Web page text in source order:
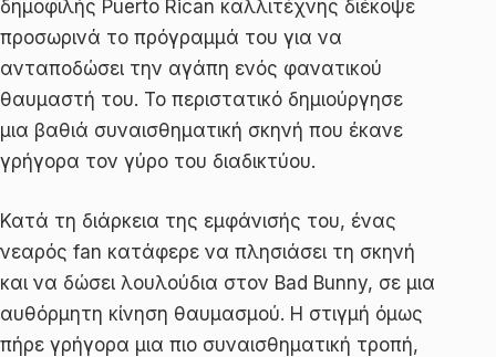
δημοφιλής Puerto Rican καλλιτέχνης διέκοψε
προσωρινά το πρόγραμμά του για να
ανταποδώσει την αγάπη ενός φανατικού
θαυμαστή του. Το περιστατικό δημιούργησε
μια βαθιά συναισθηματική σκηνή που έκανε
γρήγορα τον γύρο του διαδικτύου.
Κατά τη διάρκεια της εμφάνισής του, ένας
νεαρός fan κατάφερε να πλησιάσει τη σκηνή
και να δώσει λουλούδια στον Bad Bunny, σε μια
αυθόρμητη κίνηση θαυμασμού. Η στιγμή όμως
πήρε γρήγορα μια πιο συναισθηματική τροπή,